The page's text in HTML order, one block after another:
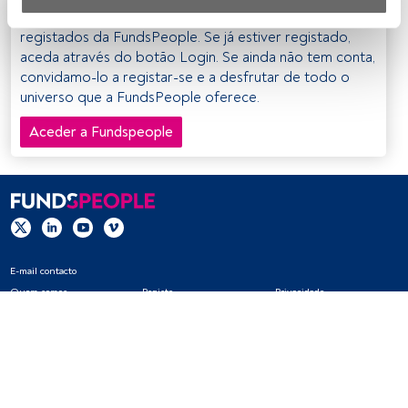
fornecer:
Utilizar dados de localização geográfica precisa. Analisar
ativamente as características do dispositivo para sua
identificação. Armazenar as informações num dispositivo
e/ou aceder às mesmas. Publicidade e conteúdo
personalizados, medição de publicidade e conteúdo,
Lista de parceiros (fornecedores)
Este é um artigo exclusivo para os utilizadores
registados da FundsPeople. Se já estiver registado,
aceda através do botão Login. Se ainda não tem conta,
convidamo-lo a registar-se e a desfrutar de todo o
universo que a FundsPeople oferece.
Aceder a Fundspeople
E-mail contacto
Quem somos
Registo
Privacidade